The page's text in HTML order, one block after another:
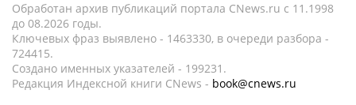
Обработан архив публикаций портала CNews.ru c 11.1998
до 08.2026 годы.
Ключевых фраз выявлено - 1463330, в очереди разбора -
724415.
Создано именных указателей - 199231.
Редакция Индексной книги CNews - book@cnews.ru